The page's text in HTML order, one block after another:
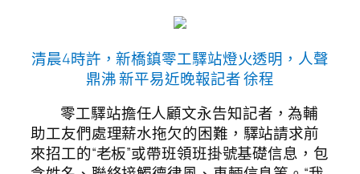
清晨4時許，新橋鎮零工驛站燈火透明，人聲
鼎沸 新平易近晚報記者 徐程
零工驛站擔任人顧文永告知記者，為輔
助工友們處理薪水拖欠的困難，驛站請求前
來招工的“老板”或帶班領班掛號基礎信息，包